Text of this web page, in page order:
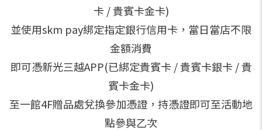
卡 / 貴賓卡金卡)
並使用skm pay綁定指定銀行信用卡，當日當店不限
金額消費
即可憑新光三越APP(已綁定貴賓卡 / 貴賓卡銀卡 / 貴
賓卡金卡)
至一館4F贈品處兌換參加憑證，持憑證即可至活動地
點參與乙次